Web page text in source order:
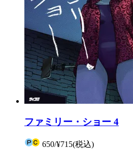
ファミリー・ショー 4
650/¥715(税込)